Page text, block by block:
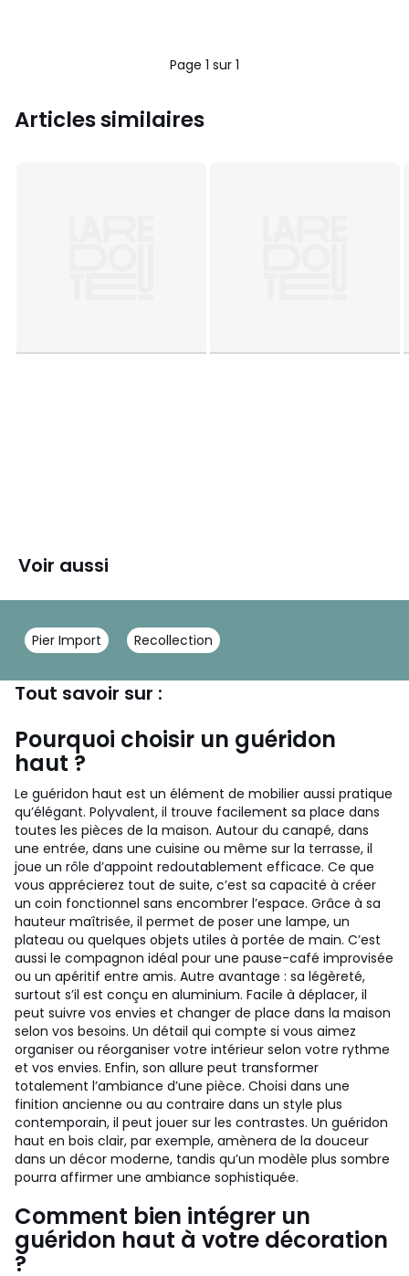
Page 1 sur 1
Articles similaires
Voir aussi
Pier Import Recollection
Tout savoir sur :
Pourquoi choisir un guéridon
haut ?
Le guéridon haut est un élément de mobilier aussi pratique
qu’élégant. Polyvalent, il trouve facilement sa place dans
toutes les pièces de la maison. Autour du canapé, dans
une entrée, dans une cuisine ou même sur la terrasse, il
joue un rôle d’appoint redoutablement efficace. Ce que
vous apprécierez tout de suite, c’est sa capacité à créer
un coin fonctionnel sans encombrer l’espace. Grâce à sa
hauteur maîtrisée, il permet de poser une lampe, un
plateau ou quelques objets utiles à portée de main. C’est
aussi le compagnon idéal pour une pause-café improvisée
ou un apéritif entre amis. Autre avantage : sa légèreté,
surtout s’il est conçu en aluminium. Facile à déplacer, il
peut suivre vos envies et changer de place dans la maison
selon vos besoins. Un détail qui compte si vous aimez
organiser ou réorganiser votre intérieur selon votre rythme
et vos envies. Enfin, son allure peut transformer
totalement l’ambiance d’une pièce. Choisi dans une
finition ancienne ou au contraire dans un style plus
contemporain, il peut jouer sur les contrastes. Un guéridon
haut en bois clair, par exemple, amènera de la douceur
dans un décor moderne, tandis qu’un modèle plus sombre
pourra affirmer une ambiance sophistiquée.
Comment bien intégrer un
guéridon haut à votre décoration
?